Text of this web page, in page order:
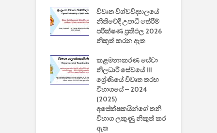
විවෘත විශ්වවිද්‍යාලයේ
නීතිවේදී උපාධි තේරීම්
පරීක්ෂණ ප්‍රතිඵල 2026
නිකුත් කරන ඇත
කළමනාකරණ සේවා
නිලධාරී සේවයේ III
ශ්‍රේණියේ විවෘත තරඟ
විභාගයේ – 2024
(2025)
අපේක්ෂකයින්ගේ තනි
විභාග ලකුණු නිකුත් කර
ඇත